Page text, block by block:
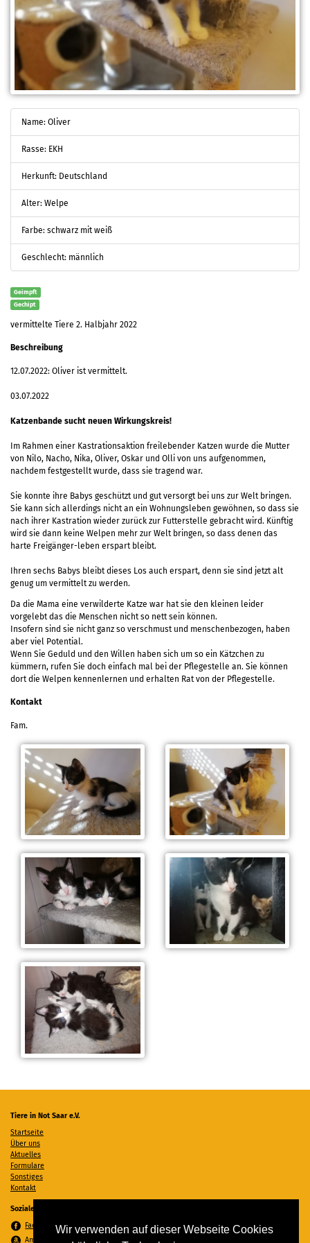
Wir verwenden auf dieser Webseite Cookies
Name: Oliver
Rasse: EKH
Herkunft: Deutschland
Alter: Welpe
Farbe: schwarz mit weiß
Geschlecht: männlich
Geimpft
Gechipt
vermittelte Tiere 2. Halbjahr 2022
Beschreibung
12.07.2022: Oliver ist vermittelt.
03.07.2022
Katzenbande sucht neuen Wirkungskreis!
Im Rahmen einer Kastrationsaktion freilebender Katzen wurde die Mutter
von Nilo, Nacho, Nika, Oliver, Oskar und Olli von uns aufgenommen,
nachdem festgestellt wurde, dass sie tragend war.
Sie konnte ihre Babys geschützt und gut versorgt bei uns zur Welt bringen.
Sie kann sich allerdings nicht an ein Wohnungsleben gewöhnen, so dass sie
nach ihrer Kastration wieder zurück zur Futterstelle gebracht wird. Künftig
wird sie dann keine Welpen mehr zur Welt bringen, so dass denen das
harte Freigänger-leben erspart bleibt.
Ihren sechs Babys bleibt dieses Los auch erspart, denn sie sind jetzt alt
genug um vermittelt zu werden.
Da die Mama eine verwilderte Katze war hat sie den kleinen leider
vorgelebt das die Menschen nicht so nett sein können.
Insofern sind sie nicht ganz so verschmust und menschenbezogen, haben
aber viel Potential.
Wenn Sie Geduld und den Willen haben sich um so ein Kätzchen zu
kümmern, rufen Sie doch einfach mal bei der Pflegestelle an. Sie können
dort die Welpen kennenlernen und erhalten Rat von der Pflegestelle.
Kontakt
Fam.
Tiere in Not Saar e.V.
Startseite
Über uns
Aktuelles
Formulare
Sonstiges
Kontakt
Soziale Medien
Facebook
Amazon Wunschzettel